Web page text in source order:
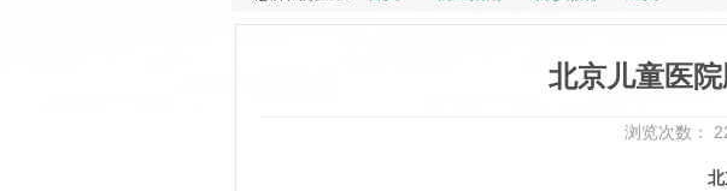
北京儿童医
浏览次数：